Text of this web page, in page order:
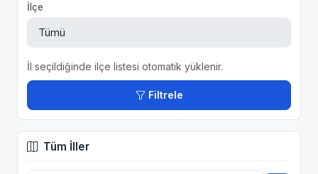
İlçe
İl seçildiğinde ilçe listesi otomatik yüklenir.
Filtrele
Tüm İller